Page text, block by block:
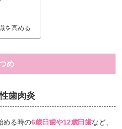
を高める
め
歯肉炎
める時の6歳臼歯や12歳臼歯など、